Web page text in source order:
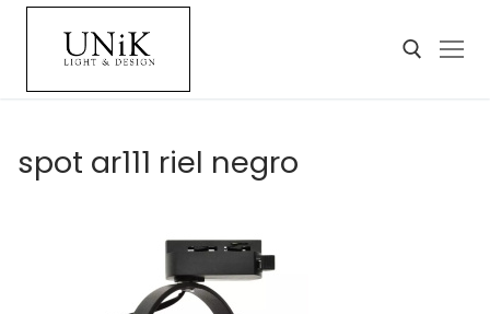
spot ar111 riel negro